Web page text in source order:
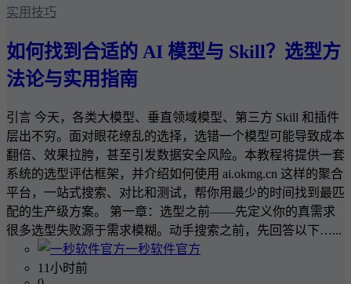
实用技巧
如何找到合适的 AI 模型与 Skill？选型方
法论与实用指南
引言 今天，各类大模型、垂直领域模型、第三方 Skill 和插件
层出不穷。面对眼花缭乱的选择，选错一个模型可能导致成本
翻倍、效果拉胯，甚至引发数据安全风险。本教程将提供一套
系统的选型评估框架，并介绍如何使用 ai.okmg.cn 这样的聚合
平台，一站式搜索、对比和测试，帮你用最少的时间找到最匹
配的生产级方案。 第一章：选型之前——先定义你的真需求
很多选型失败源于需求模糊。动手搜索之前，先回答以下…...
一秒软件官方
11小时前